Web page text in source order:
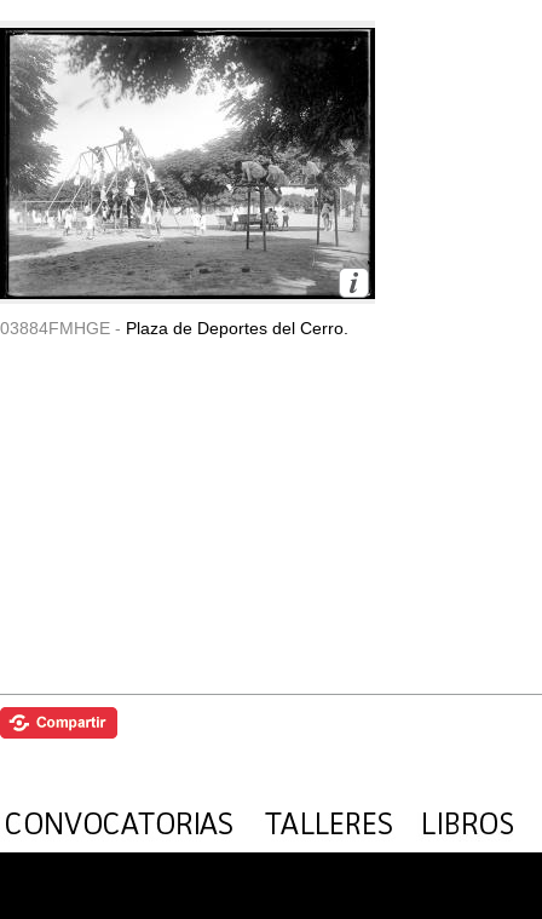
03884FMHGE - Plaza de Deportes del Cerro.